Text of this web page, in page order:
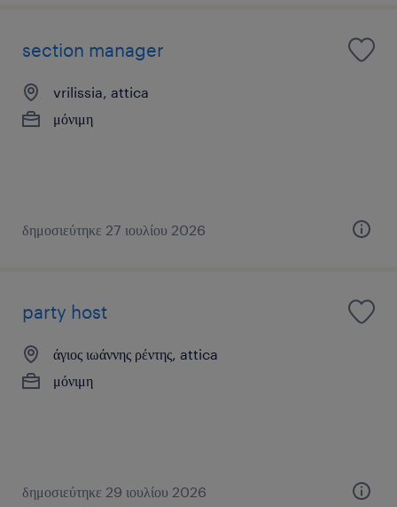
section manager
vrilissia, attica
μόνιμη
δημοσιεύτηκε 27 ιουλίου 2026
party host
άγιος ιωάννης ρέντης, attica
μόνιμη
δημοσιεύτηκε 29 ιουλίου 2026